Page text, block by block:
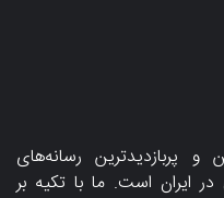
پربازدیدترین رسانه‌های
ایران است. ما با تکیه بر